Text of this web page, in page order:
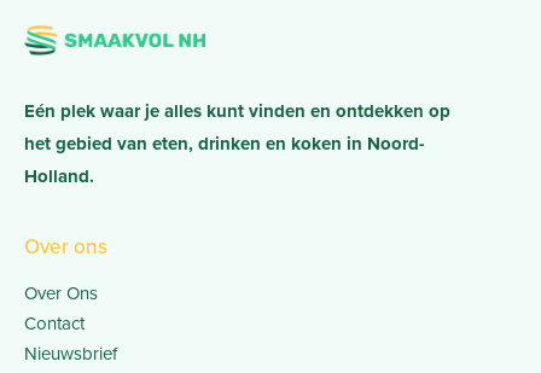
Eén plek waar je alles kunt vinden en ontdekken op
het gebied van eten, drinken en koken in Noord-
Holland.
Over ons
Over Ons
Contact
Nieuwsbrief